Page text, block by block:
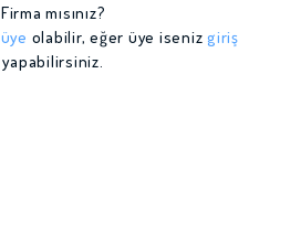
Firma mısınız?
üye olabilir, eğer üye iseniz giriş
yapabilirsiniz.